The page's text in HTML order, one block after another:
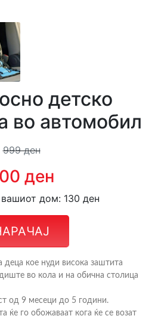
детско
во автомобил
999 ден
ден
дом: 130 ден
кое нуди висока заштита
во кола и на обична столица
од 9 месеци до 5 години.
ќе го обожаваат кога ќе се возат